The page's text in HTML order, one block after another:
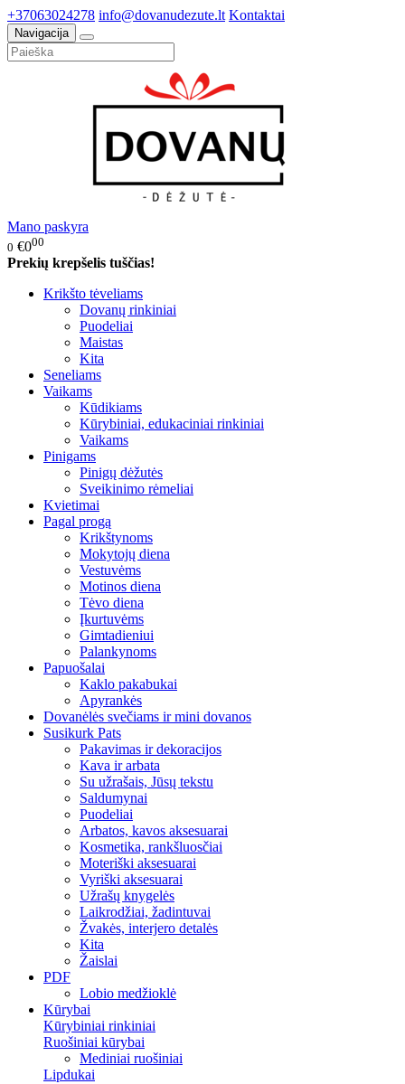
+37063024278 info@dovanudezute.lt Kontaktai
Navigacija
Mano paskyra
0 €000
Prekių krepšelis tuščias!
Krikšto tėveliams
Dovanų rinkiniai
Puodeliai
Maistas
Kita
Seneliams
Vaikams
Kūdikiams
Kūrybiniai, edukaciniai rinkiniai
Vaikams
Pinigams
Pinigų dėžutės
Sveikinimo rėmeliai
Kvietimai
Pagal progą
Krikštynoms
Mokytojų diena
Vestuvėms
Motinos diena
Tėvo diena
Įkurtuvėms
Gimtadieniui
Palankynoms
Papuošalai
Kaklo pakabukai
Apyrankės
Dovanėlės svečiams ir mini dovanos
Susikurk Pats
Pakavimas ir dekoracijos
Kava ir arbata
Su užrašais, Jūsų tekstu
Saldumynai
Puodeliai
Arbatos, kavos aksesuarai
Kosmetika, rankšluosčiai
Moteriški aksesuarai
Vyriški aksesuarai
Užrašų knygelės
Laikrodžiai, žadintuvai
Žvakės, interjero detalės
Kita
Žaislai
PDF
Lobio medžioklė
Kūrybai
Kūrybiniai rinkiniai
Ruošiniai kūrybai
Mediniai ruošiniai
Lipdukai